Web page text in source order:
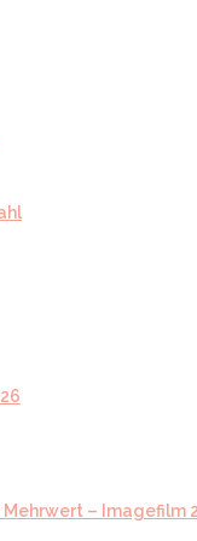
– Imagefilm